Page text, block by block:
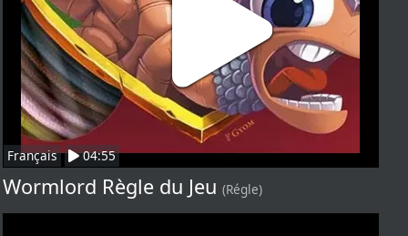
Français 04:55
Wormlord Règle du Jeu (Régle)